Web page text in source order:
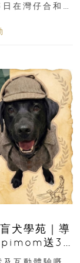
在灣仔合和酒
犬學苑｜導
送3